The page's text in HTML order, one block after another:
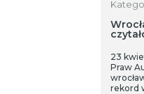
23
Praw
rekord